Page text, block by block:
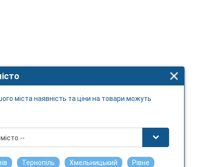
міста наявність та ціни на товари можуть
--
Тернопіль Хмельницький Рівне